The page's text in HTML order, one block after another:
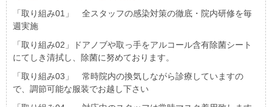
「取り組み01」 全スタッフの感染対策の徹底・院内研修を毎
週実施
「取り組み02 」ドアノブや取っ手をアルコール含有除菌シート
にてしき清拭し、除菌に努めております。
「取り組み03」 常時院内の換気しながら診療していますの
で、調節可能な服装でお越し下さい